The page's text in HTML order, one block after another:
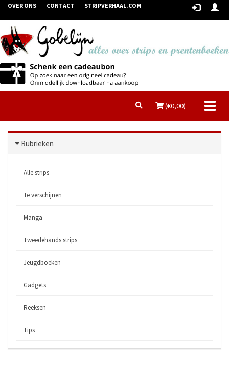
OVER ONS CONTACT STRIPVERHAAL.COM
(€0,00)
Rubrieken
Alle strips
Te verschijnen
Manga
Tweedehands strips
Jeugdboeken
Gadgets
Reeksen
Tips